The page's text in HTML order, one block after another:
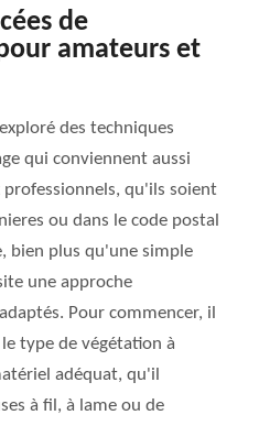
de
amateurs et
des techniques
qui conviennent aussi
qu'ils soient
ou dans le code postal
bien plus qu'une simple
une approche
Pour commencer, il
type de végétation à
adéquat, qu'il
à fil, à lame ou de